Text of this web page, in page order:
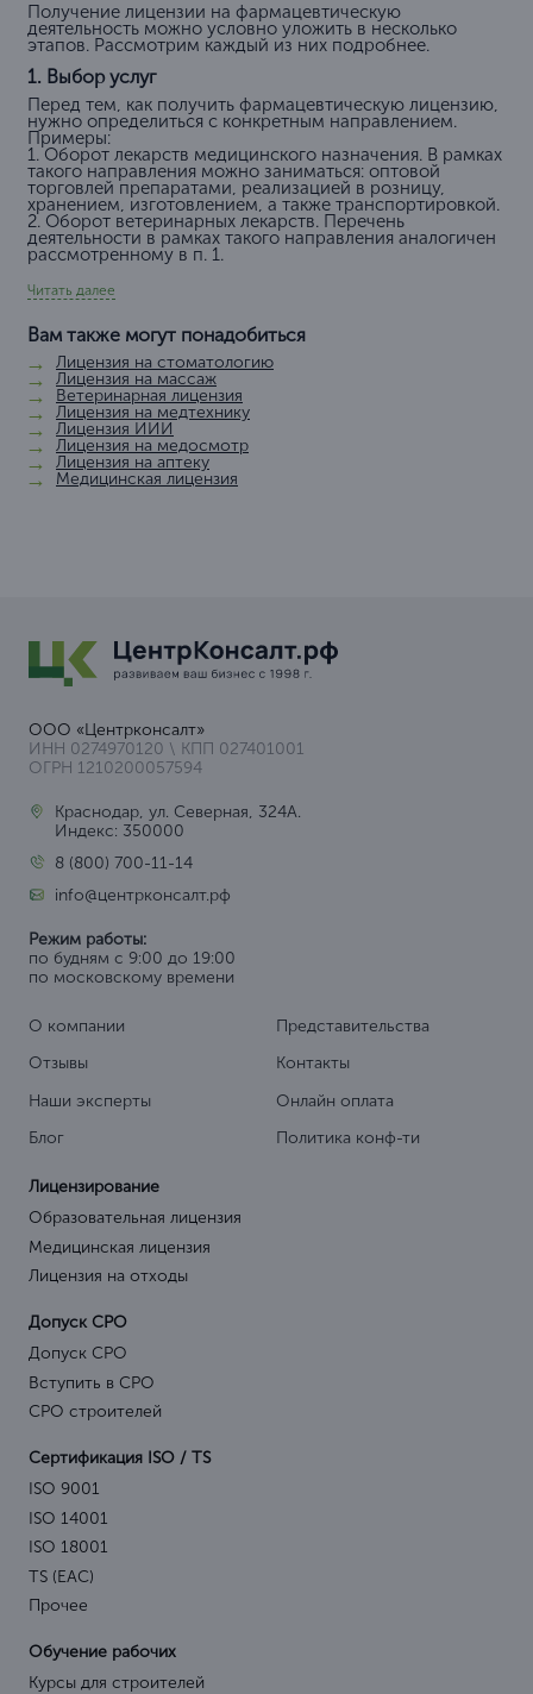
Получение лицензии на фармацевтическую
деятельность можно условно уложить в несколько
этапов. Рассмотрим каждый из них подробнее.
1. Выбор услуг
Перед тем, как получить фармацевтическую лицензию,
нужно определиться с конкретным направлением.
Примеры:
1. Оборот лекарств медицинского назначения. В рамках
такого направления можно заниматься: оптовой
торговлей препаратами, реализацией в розницу,
хранением, изготовлением, а также транспортировкой.
2. Оборот ветеринарных лекарств. Перечень
деятельности в рамках такого направления аналогичен
рассмотренному в п. 1.
Читать далее
Вам также могут понадобиться
Лицензия на стоматологию
Лицензия на массаж
Ветеринарная лицензия
Лицензия на медтехнику
Лицензия ИИИ
Лицензия на медосмотр
Лицензия на аптеку
Медицинская лицензия
ООО «Центрконсалт»
ИНН 0274970120 \ КПП 027401001
ОГРН 1210200057594
Краснодар, ул. Северная, 324А.
Индекс: 350000
8 (800) 700-11-14
info@центрконсалт.рф
Режим работы:
по будням с 9:00 до 19:00
по московскому времени
О компании
Отзывы
Наши эксперты
Блог
Представительства
Контакты
Онлайн оплата
Политика конф-ти
Лицензирование
Образовательная лицензия
Медицинская лицензия
Лицензия на отходы
Допуск СРО
Допуск СРО
Вступить в СРО
СРО строителей
Сертификация ISO / TS
ISO 9001
ISO 14001
ISO 18001
TS (EAC)
Прочее
Обучение рабочих
Курсы для строителей